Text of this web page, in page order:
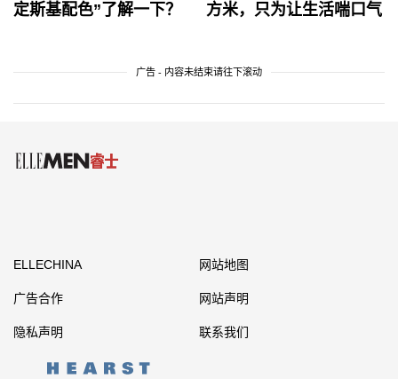
定斯基配色”了解一下？
方米，只为让生活喘口气
广告 - 内容未结束请往下滚动
ELLECHINA 网站地图
广告合作 网站声明
隐私声明 联系我们